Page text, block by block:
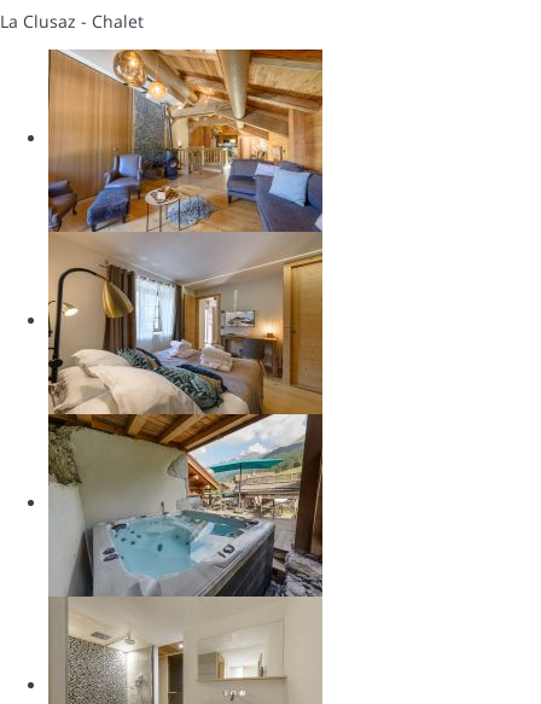
La Clusaz - Chalet